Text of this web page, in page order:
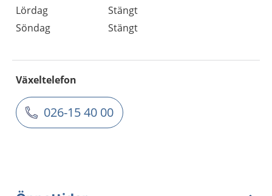
Lördag
Stängt
Söndag
Stängt
Växeltelefon
026-15 40 00